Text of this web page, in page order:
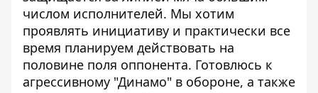
числом исполнителей. Мы хотим
проявлять инициативу и практически все
время планируем действовать на
половине поля оппонента. Готовлюсь к
агрессивному "Динамо" в обороне, а также